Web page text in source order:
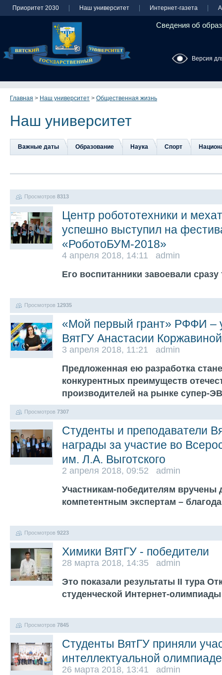
Приоритет 2030 Наш университет Интернет-газета
Сведения об
Версия
Главная > Наш университет > Общественная жизнь
Наш университет
Важные даты Образование Наука Спорт
Просмотров 8313
Центр робототехники и
успешно выступил на
«РоботоБУМ-2018»
4 апреля 2018, 14:11 admin
Его воспитанники завоевали
Просмотров 12935
«Мой первый грант» РФФИ –
ВятГУ Анастасии Коржавиной
3 апреля 2018, 11:21 admin
Предложенная ею разработка
конкурентных преимуществ
производителей на рынке супер-
Просмотров 7307
Студенты и преподаватели
награды за участие во
им. Л.А. Выготского
2 апреля 2018, 09:52 admin
Участникам-победителям вручены
компетентным экспертам –
Просмотров 9223
Химики ВятГУ - победители
28 марта 2018, 14:35 admin
Это показали результаты II тура
студенческой Интернет-
Просмотров 7845
Студенты ВятГУ приняли
интеллектуальной
26 марта 2018, 13:41 admin